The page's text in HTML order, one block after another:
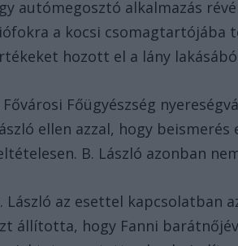
autómegosztó alkalmazás
a kocsi
hozott el a lány
Fővárosi Főügyészség
ellen azzal, hogy
B. László azonban
László az esettel
állította, hogy Fanni